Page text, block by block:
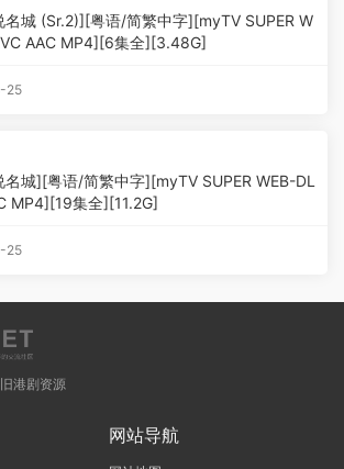
城 (Sr.2)][粤语/简繁中字][myTV SUPER W
AAC MP4][6集全][3.48G]
25
城][粤语/简繁中字][myTV SUPER WEB-DL
MP4][19集全][11.2G]
25
港剧资源
网站导航